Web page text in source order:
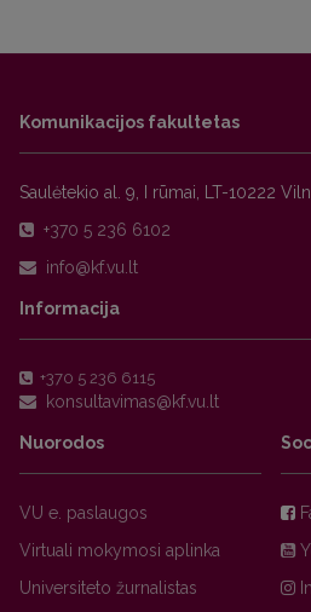
Komunikacijos fakultetas
Saulėtekio al. 9, I rūmai, LT-10222
+370 5 236 6102
Informacija
+370 5 236 6115
Nuorodos
VU e. paslaugos
Virtuali mokymosi aplinka
Universiteto žurnalistas